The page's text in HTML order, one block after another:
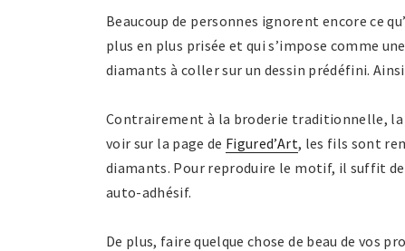
Beaucoup de personnes ignorent encore ce
plus en plus prisée et qui s’impose comme
diamants à coller sur un dessin prédéfini.
Contrairement à la broderie traditionnelle, la
voir sur la page de Figured’Art, les fils sont
diamants. Pour reproduire le motif, il suffit
auto-adhésif.
De plus, faire quelque chose de beau de vos